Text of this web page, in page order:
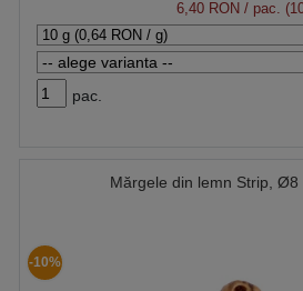
6,40 RON/ pac.
pac.
Mărgele din lemn Strip, Ø8
-10%